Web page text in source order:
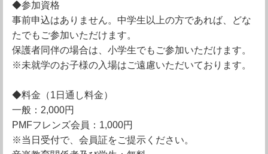
◆参加資格
事前申込はありません。中学生以上の方であれば、どな
たでもご参加いただけます。
保護者同伴の場合は、小学生でもご参加いただけます。
※未就学のお子様の入場はご遠慮いただいております。
◆料金（1日通し料金）
一般：2,000円
PMFフレンズ会員：1,000円
※当日受付で、会員証をご提示ください。